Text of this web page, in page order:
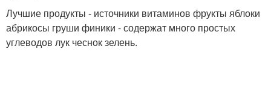
Лучшие продукты - источники витаминов фрукты яблоки
абрикосы груши финики - содержат много простых
углеводов лук чеснок зелень.